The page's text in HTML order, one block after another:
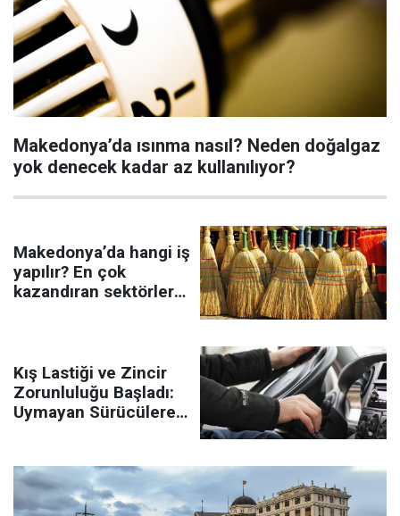
Makedonya’da ısınma nasıl? Neden doğalgaz
yok denecek kadar az kullanılıyor?
Makedonya’da hangi iş
yapılır? En çok
kazandıran sektörler
Kış Lastiği ve Zincir
Zorunluluğu Başladı:
Uymayan Sürücülere